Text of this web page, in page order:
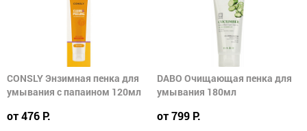
CONSLY Энзимная пенка для
умывания с папаином 120мл
от 476 Р.
DABO Очищающая пенка для
умывания 180мл
от 799 Р.